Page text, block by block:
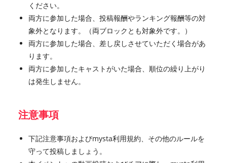
ください。
両方に参加した場合、投稿報酬やランキング報酬等の対
象外となります。（両ブロックとも対象外です。）
両方に参加した場合、差し戻しさせていただく場合があ
ります。
両方に参加したキャストがいた場合、順位の繰り上がり
は発生しません。
注意事項
下記注意事項およびmysta利用規約、その他のルールを
守って投稿しましょう。